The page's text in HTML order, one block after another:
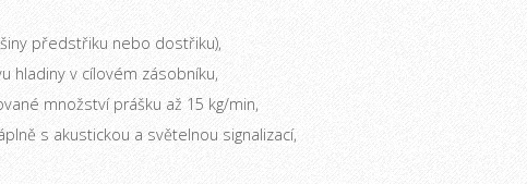
předstřiku nebo dostřiku),
hladiny v cílovém zásobníku,
množství prášku až 15 kg/min,
s akustickou a světelnou signalizací,